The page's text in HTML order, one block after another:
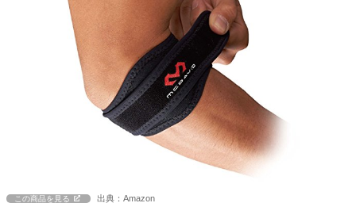
この商品を見る 出典：Amazon